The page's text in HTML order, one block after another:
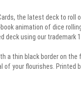
the latest deck to
animation of dice
deck using our trademark
a thin black border on
of your flourishes.